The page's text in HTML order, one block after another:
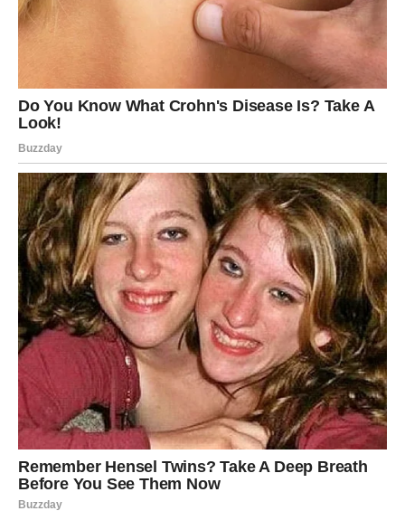
često osećaju da su u senci popularnijeg partnera, što
može narušiti harmoniju.
Nemilosrdna konkurencija
– estrada je svet u kojem
vladaju sujete i rivalstva, pa ljubavni odnosi u takvom
okruženju zahtevaju posebnu snagu.
Kroz ove izazove prolazile su mnoge javne ličnosti, pa ni
Rada nije izuzetak. Ali, ono što je kod nje posebno jeste
što, uprkos svemu, zadržava iskren osmehiotvoreno
srce.
Romantični život Rade Manojlović mogao bi se posmatrati
kao niz poglavlja u knjizi koja se još uvek piše. Svako
iskustvo donelo joj je novu lekciju – od strastvene
mladalačke veze sa Milanom, preko ozbiljnijih, ali
turbulentnih odnosa sa Momirem i Harisom, pa sve do
današnjeg perioda samostalnosti i introspektivnog mira.
Jasno je da, bez obzira da li odluči da javno deli detalje ili
ne, mediji neće prestati da prate svaki njen korak. I dok